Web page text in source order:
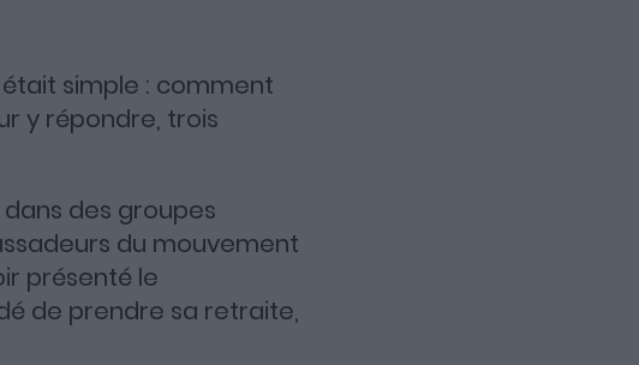
était simple : comment
y répondre, trois
des groupes
du mouvement
présenté le
de prendre sa retraite,